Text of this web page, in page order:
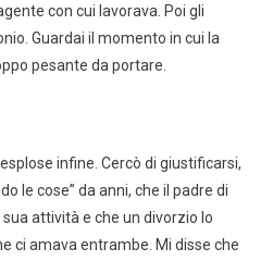
con cui lavorava. Poi gli
Guardai il momento in cui la
pesante da portare.
infine. Cercò di giustificarsi,
le cose” da anni, che il padre di
attività e che un divorzio lo
ci amava entrambe. Mi disse che